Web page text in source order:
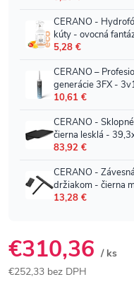
€310,36 / ks
€252,33 bez DPH